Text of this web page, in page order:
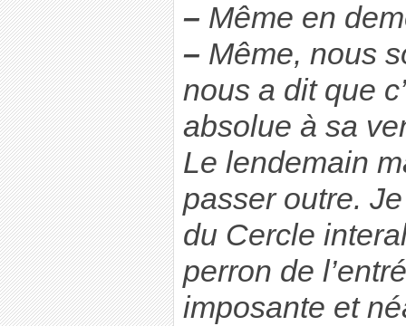
– Même en
– Même, nous
nous a dit que
absolue à sa
Le lendemain
passer outre.
du Cercle
perron de
imposante et